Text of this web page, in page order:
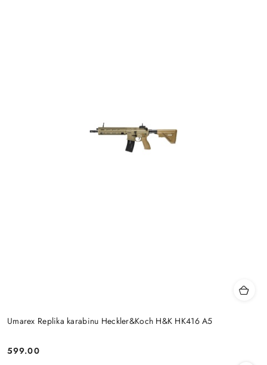
Umarex Replika karabinu Heckler&Koch H&K HK416 A5
Cena:
599.00